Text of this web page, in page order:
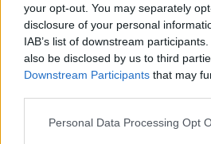
your opt-out. You may separately
disclosure of your personal
IAB’s list of downstream
also be disclosed by us to third
Downstream Participants that may
Please note that this website/app
Personal Data Processing Opt
Αρθρογραφος:Ομάδα
Ημ/νια Έκδοσης:07/04/
Κατηγορίες: Κοινωνία,
Την εβδομάδα που